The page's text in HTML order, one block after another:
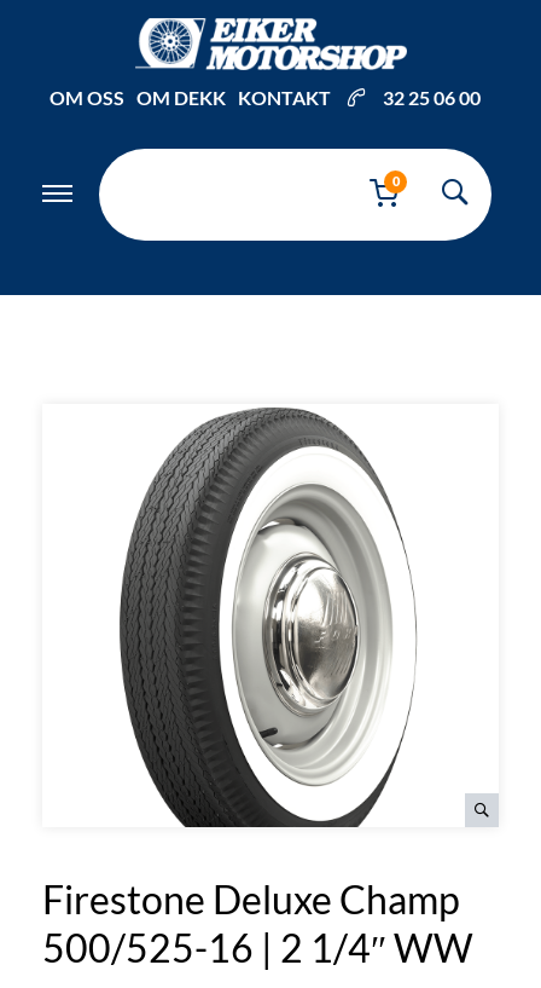
OM OSS OM DEKK KONTAKT 32 25 06 00
0
Firestone Deluxe Champ
500/525-16 | 2 1/4″ WW